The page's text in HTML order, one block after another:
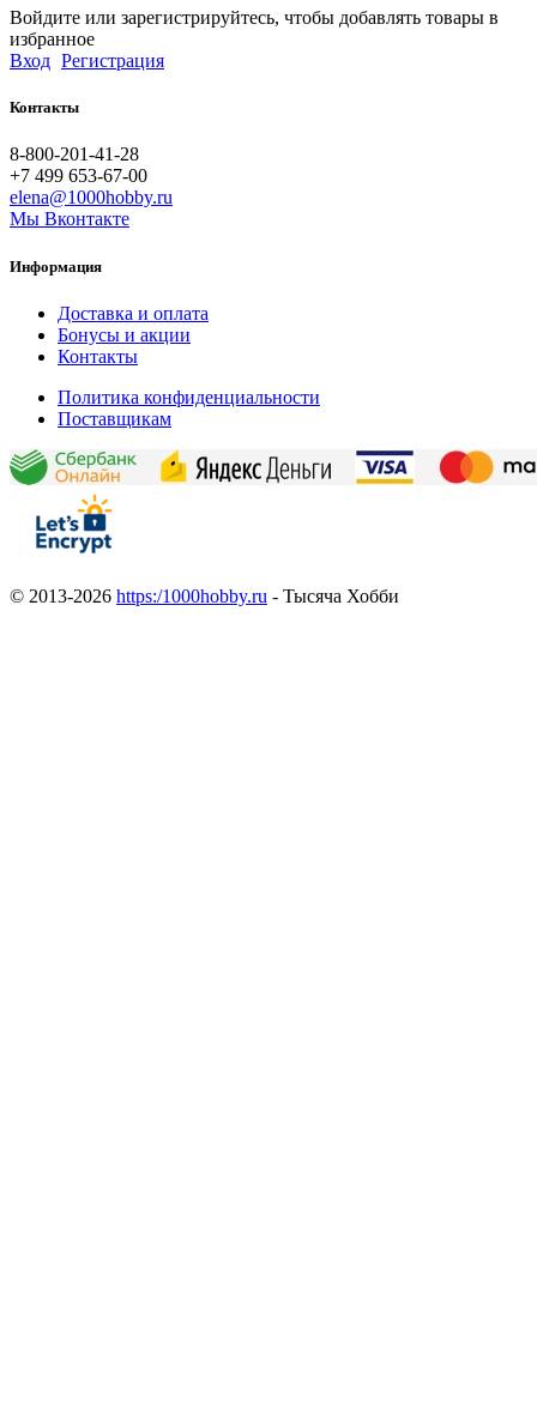
Войдите или зарегистрируйтесь, чтобы добавлять товары в
избранное
Вход Регистрация
Контакты
8-800-201-41-28
+7 499 653-67-00
elena@1000hobby.ru
Мы Вконтакте
Информация
Доставка и оплата
Бонусы и акции
Контакты
Политика конфиденциальности
Поставщикам
© 2013-2026 https:/1000hobby.ru - Тысяча Хобби